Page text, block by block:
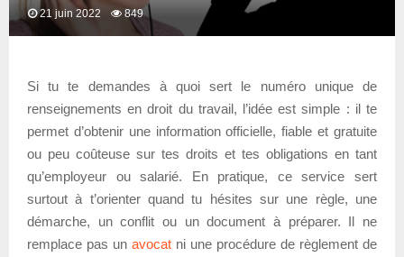
21 juin 2022 849
Si tu te demandes à quoi sert le numéro unique de
renseignements en droit du travail, l’idée est simple : il te
permet d’obtenir une information officielle, fiable et gratuite
ou peu coûteuse sur tes droits et tes obligations en tant
qu’employeur ou salarié. En pratique, ce service sert
surtout à t’orienter quand tu hésites sur une règle, une
démarche, un conflit ou un document à préparer. Il ne
remplace pas un avocat ni une procédure de règlement de